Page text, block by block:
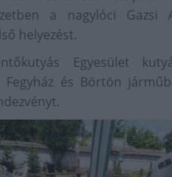
a nagylóci Gazsi
helyezést.
Egyesület
Fegyház és Börtön